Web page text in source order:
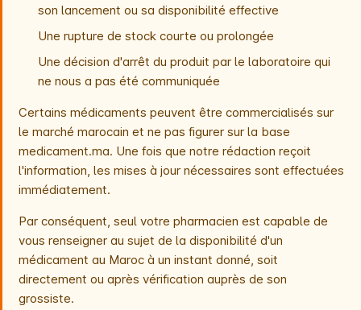
son lancement ou sa disponibilité effective
Une rupture de stock courte ou prolongée
Une décision d'arrêt du produit par le laboratoire qui
ne nous a pas été communiquée
Certains médicaments peuvent être commercialisés sur
le marché marocain et ne pas figurer sur la base
medicament.ma. Une fois que notre rédaction reçoit
l'information, les mises à jour nécessaires sont effectuées
immédiatement.
Par conséquent, seul votre pharmacien est capable de
vous renseigner au sujet de la disponibilité d'un
médicament au Maroc à un instant donné, soit
directement ou après vérification auprès de son
grossiste.